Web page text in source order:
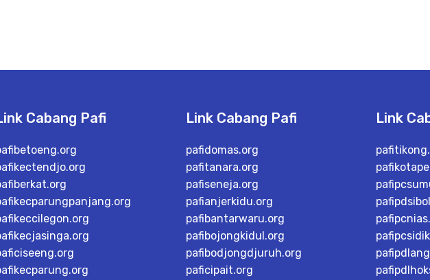
Cabang Pafi Link Cabang Pafi
pafidomas.org
pafitanara.org
pafiseneja.org
pafianjerkidu.org
pafibantarwaru.org
pafibojongkidul.org
pafibodjongdjuruh.org
paficipait.org
Link